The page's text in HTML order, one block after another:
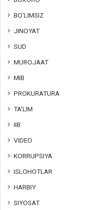
BO'LIMSIZ
JINOYAT
SUD
MUROJAAT
MIB
PROKURATURA
TA'LIM
IIB
VIDEO
KORRUPSIYA
ISLOHOTLAR
HARBIY
SIYOSAT